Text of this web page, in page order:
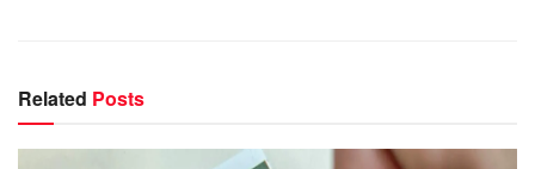
Related Posts